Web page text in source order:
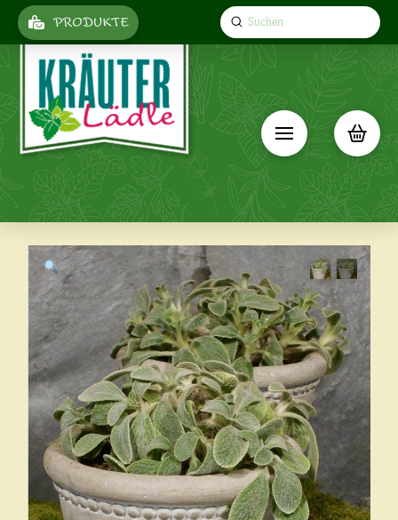
PRODUKTE Search
Submit